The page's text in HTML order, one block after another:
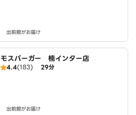
出前館がお届け
モスバーガー 楠インター店
4.4(183) 29分
出前館がお届け